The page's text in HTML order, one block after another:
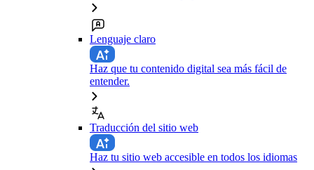
Lenguaje claro
Haz que tu contenido digital sea más fácil de
entender.
Traducción del sitio web
Haz tu sitio web accesible en todos los idiomas